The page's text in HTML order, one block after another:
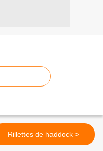
Rillettes de haddock >